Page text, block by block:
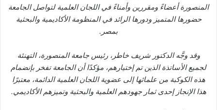
المنصورة أعضاءً ومقررين وأمناءً في اللجان العلمية لتواصل الجامعة
حضورها المتميز ودورها الرائد في المنظومة الأكاديمية والبحثية
بمصر.
وقد وجَّه الدكتور شريف خاطر، رئيس جامعة المنصورة، التهنئة
لجميع الأساتذة الذين تم إختيارهم، مؤكدًا أن الجامعة تفخر بإنضمام
هذه الكوكبة من علمائها إلى عضوية اللجان العلمية الدائمة، معتبرًا
هذا الإنجاز إحدى ثمار جهودهم العلمية والبحثية وتميزهم الأكاديمي.